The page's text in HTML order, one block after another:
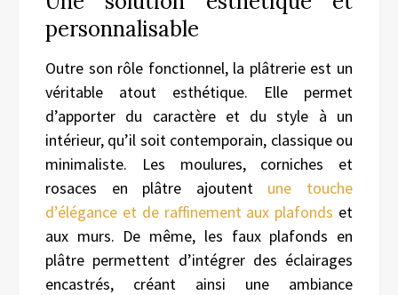
personnalisable
Outre son rôle fonctionnel, la plâtrerie est un
véritable atout esthétique. Elle permet
d’apporter du caractère et du style à un
intérieur, qu’il soit contemporain, classique ou
minimaliste. Les moulures, corniches et
rosaces en plâtre ajoutent une touche
d’élégance et de raffinement aux plafonds et
aux murs. De même, les faux plafonds en
plâtre permettent d’intégrer des éclairages
encastrés, créant ainsi une ambiance